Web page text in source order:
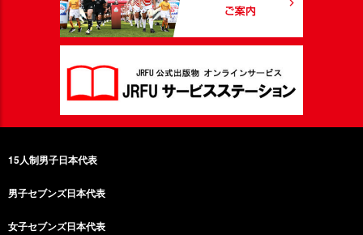
15人制男子日本代表
男子セブンズ日本代表
女子セブンズ日本代表